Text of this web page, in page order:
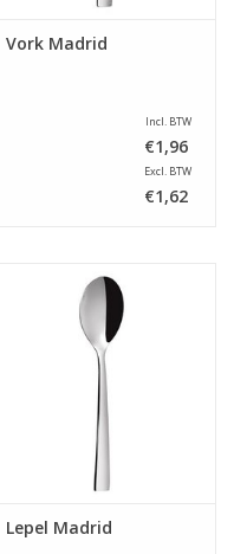
Vork Madrid
Incl. BTW
€1,96
Excl. BTW
€1,62
Lepel Madrid